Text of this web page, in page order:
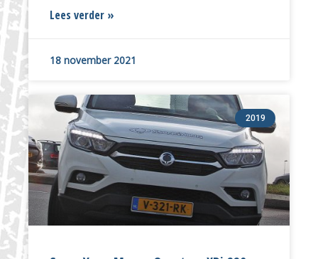
Lees verder »
18 november 2021
2019